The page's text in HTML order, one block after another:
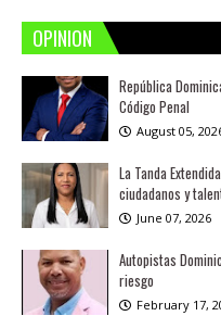
OPINION
República
Código Penal
August 05,
La Tanda
ciudadanos y
June 07, 2026
Autopistas
riesgo
February 17,